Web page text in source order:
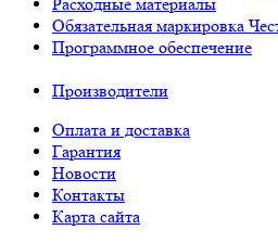
Обязательная маркировка
Программное обеспечение
Производители
Оплата и доставка
Гарантия
Новости
Контакты
Карта сайта